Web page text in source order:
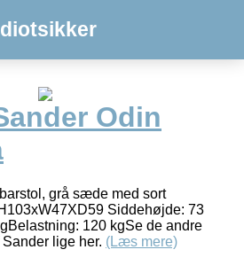
Odin
grå sæde med sort
Siddehøjde: 73
120 kgSe de andre
lige her. (Læs mere)